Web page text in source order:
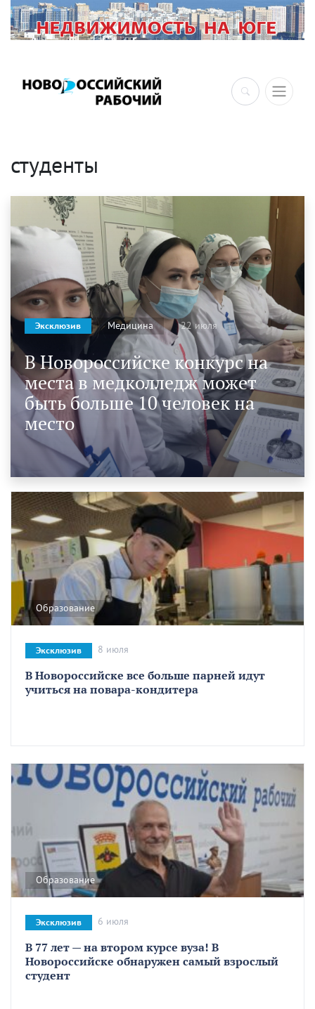
×
студенты
В Новороссийске конкурс на
места в медколледж может
быть больше 10 человек на
место
Эксклюзив Медицина 22 июля
Образование
В Новороссийске все больше парней идут
учиться на повара-кондитера
Эксклюзив 8 июля
Образование
В 77 лет — на втором курсе вуза! В
Новороссийске обнаружен самый взрослый
студент
Эксклюзив 6 июля